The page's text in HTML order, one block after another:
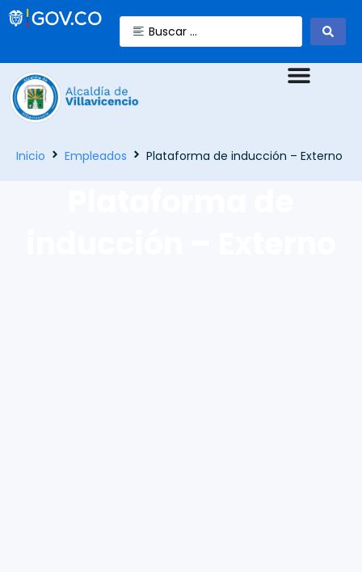
Inicio Empleados Plataforma de inducción – Externo